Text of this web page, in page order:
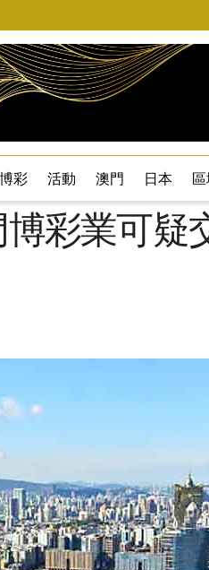
彩 活動 澳門 日本
博彩業可疑